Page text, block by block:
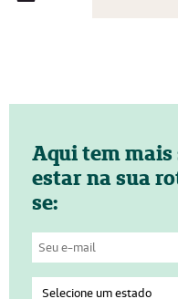
Aqui tem mais
estar na sua
se: